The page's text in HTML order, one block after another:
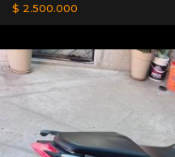
$ 2.500.000